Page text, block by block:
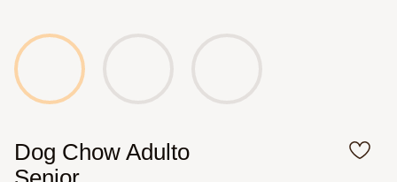
-10 %
Dog Chow Adulto